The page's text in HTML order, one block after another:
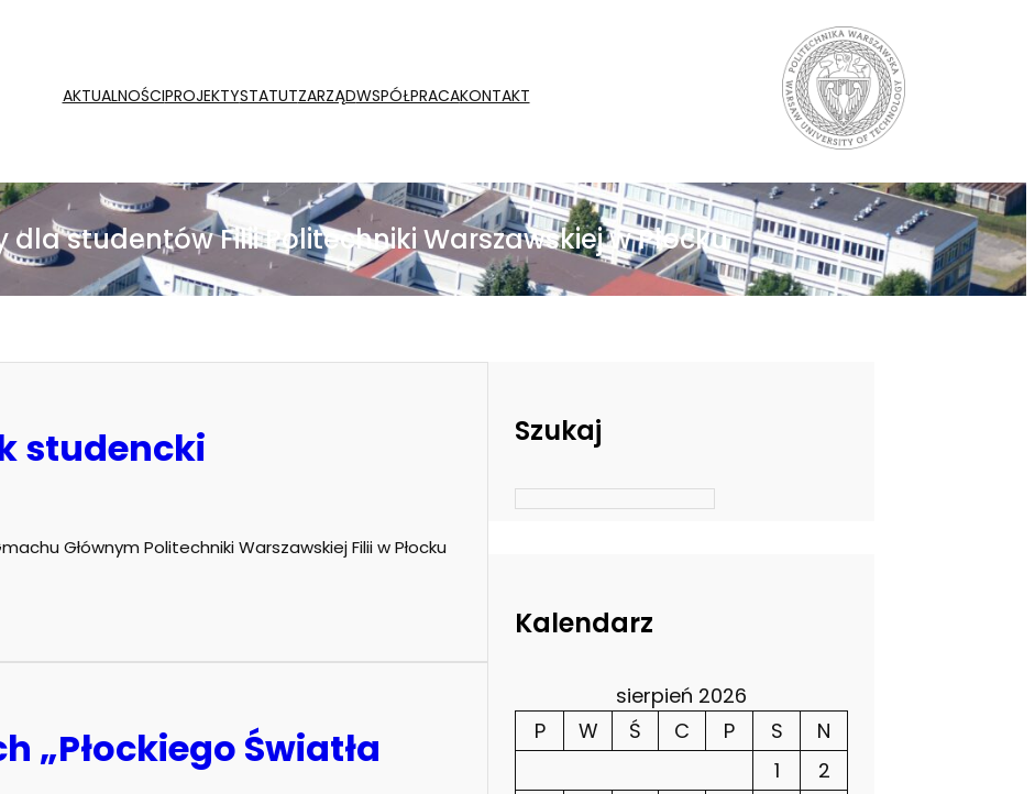
AKTUALNOŚCIPROJEKTYSTATUTZARZĄDWSPÓŁPRACAKONTAKT
dla studentów Filii Politechniki Warszawskiej w Płocku
studencki
Głównym Politechniki Warszawskiej Filii w Płocku
„Płockiego Światła
Szukaj
Kalendarz
sierpień 2026
P
W Ś C P S
N
1
2